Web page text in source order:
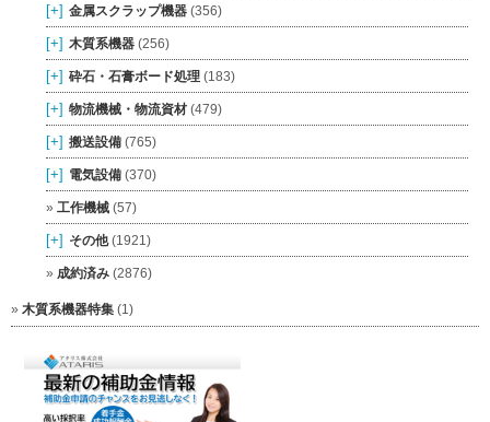
[+] 金属スクラップ機器 (356)
[+] 木質系機器 (256)
[+] 砕石・石膏ボード処理 (183)
[+] 物流機械・物流資材 (479)
[+] 搬送設備 (765)
[+] 電気設備 (370)
工作機械 (57)
[+] その他(1921)
成約済み (2876)
木質系機器特集 (1)